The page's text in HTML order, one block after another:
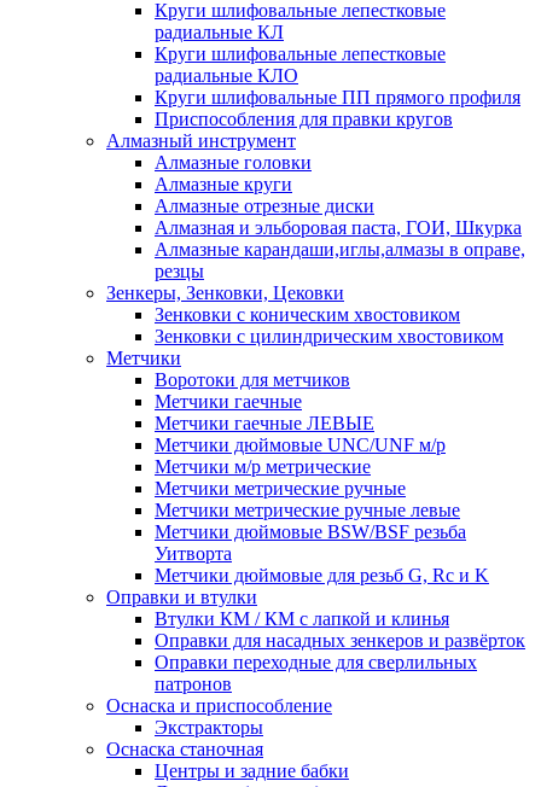
Круги шлифовальные лепестковые
радиальные КЛ
Круги шлифовальные лепестковые
радиальные КЛО
Круги шлифовальные ПП прямого профиля
Приспособления для правки кругов
Алмазный инструмент
Алмазные головки
Алмазные круги
Алмазные отрезные диски
Алмазная и эльборовая паста, ГОИ, Шкурка
Алмазные карандаши,иглы,алмазы в оправе,
резцы
Зенкеры, Зенковки, Цековки
Зенковки с коническим хвостовиком
Зенковки с цилиндрическим хвостовиком
Метчики
Воротоки для метчиков
Метчики гаечные
Метчики гаечные ЛЕВЫЕ
Метчики дюймовые UNC/UNF м/р
Метчики м/р метрические
Метчики метрические ручные
Метчики метрические ручные левые
Метчики дюймовые BSW/BSF резьба
Уитворта
Метчики дюймовые для резьб G, Rc и K
Оправки и втулки
Втулки КМ / КМ с лапкой и клинья
Оправки для насадных зенкеров и развёрток
Оправки переходные для сверлильных
патронов
Оснаска и приспособление
Экстракторы
Оснаска станочная
Центры и задние бабки